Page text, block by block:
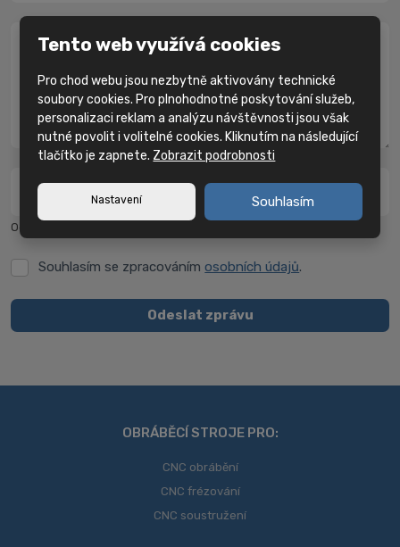
Zpráva *
Kolik je jedna a dvě? *
Odpověď napište textově bez diakritiky.
Souhlasím
zpracováním
osobních
Souhlasím se zpracovánímosobních údajů.
Odeslat zprávu
OBRÁBĚCÍ STROJE PRO:
CNC obrábění
CNC frézování
CNC soustružení
Tento web využívá cookies
Pro chod webu jsou nezbytně aktivovány technické
soubory cookies. Pro plnohodnotné poskytování služeb,
personalizaci reklam a analýzu návštěvnosti jsou však
nutné povolit i volitelné cookies. Kliknutím na následující
tlačítko je zapnete. Zobrazit podrobnosti
Nastavení Souhlasím